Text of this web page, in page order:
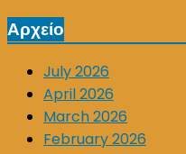
Αρχείο
July 2026
April 2026
March 2026
February 2026